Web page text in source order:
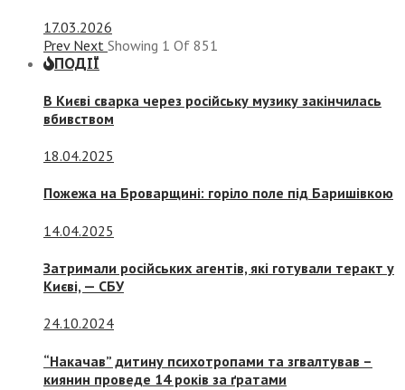
17.03.2026
Prev Next Showing 1 Of 851
ПОДІЇ
В Києві сварка через російську музику закінчилась
вбивством
18.04.2025
Пожежа на Броварщині: горіло поле під Баришівкою
14.04.2025
Затримали російських агентів, які готували теракт у
Києві, — СБУ
24.10.2024
“Накачав” дитину психотропами та згвалтував –
киянин проведе 14 років за ґратами